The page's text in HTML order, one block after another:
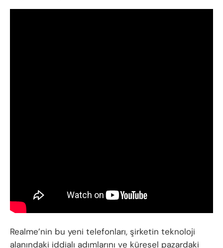
Realme’nin bu yeni telefonları, şirketin teknoloji
alanındaki iddialı adımlarını ve küresel pazardaki